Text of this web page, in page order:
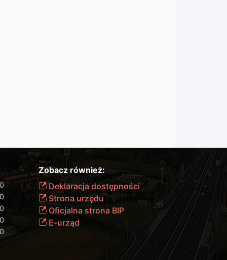
Zobacz również:
Deklaracja dostępności
Strona urzędu
Oficjalna strona BIP
E-urząd